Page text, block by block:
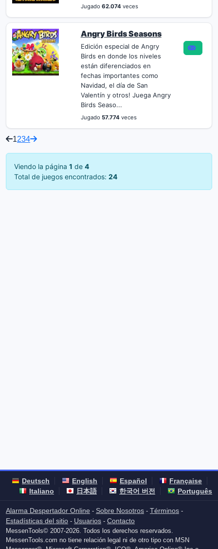
Jugado 62.074veces
Angry Birds Seasons
Edición especial de Angry
Birds en donde los niveles
están diferenciados en
fechas importantes como
Navidad, el día de San
Valentín y otros! Juega Angry
Birds Seaso...
Jugado 57.774veces
1234
Viendo la página 1 de 4
Total de juegos encontrados: 24
Deutsch English Español
Française
Italiano
日本語 한국어 버전 Português
Alarma Despertador Online - Sobre Nosotros - Términos -
Estadísticas del sitio - Usuarios - Contacto
MessenTools© 2007-2026. Todos los derechos reservados.
MessenTools.com no tiene relación legal ni de otro tipo con MSN